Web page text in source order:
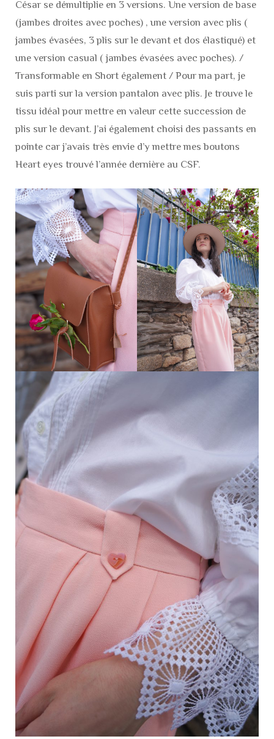
César se démultiplie en 3 versions. Une version de base
(jambes droites avec poches) , une version avec plis (
jambes évasées, 3 plis sur le devant et dos élastiqué) et
une version casual ( jambes évasées avec poches). /
Transformable en Short également / Pour ma part, je
suis parti sur la version pantalon avec plis. Je trouve le
tissu idéal pour mettre en valeur cette succession de
plis sur le devant. J’ai également choisi des passants en
pointe car j’avais très envie d’y mettre mes boutons
Heart eyes trouvé l’année dernière au CSF.